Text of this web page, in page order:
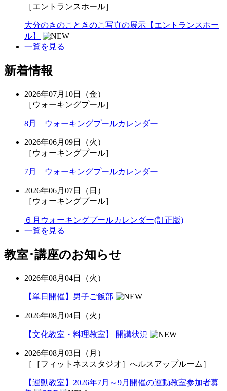
［エントランスホール］
大分のきのこときのこ写真の展示【エントランスホー
ル】
一覧を見る
新着情報
2026年07月10日（金）
［ウォーキングプール］
8月 ウォーキングプールカレンダー
2026年06月09日（火）
［ウォーキングプール］
7月 ウォーキングプールカレンダー
2026年06月07日（日）
［ウォーキングプール］
６月ウォーキングプールカレンダー(訂正版)
一覧を見る
教室･講座のお知らせ
2026年08月04日（火）
【単日開催】男子ご飯部
2026年08月04日（火）
【文化教室・料理教室】 開講状況
2026年08月03日（月）
［［フィットネススタジオ］へルスアップルーム］
【運動教室】2026年7月～9月開催の運動教室参加者募